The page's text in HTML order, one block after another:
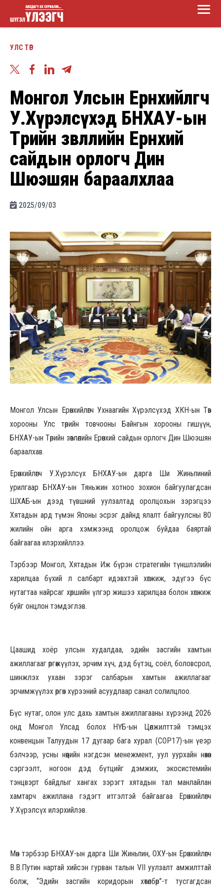
Skip
to
үлээгч
Main
Menu
УЛС ТӨР
Монгол Улсын Ерөнхийлөгч
У.Хүрэлсүхэд БНХАУ-ын
Төрийн зөвлөлийн Ерөнхий
сайдын орлогч Дин
Шюэшян бараалхлаа
2025/09/03
Монгол Улсын Ерөнхийлөгч Ухнаагийн Хүрэлсүхэд ХКН-ын Төв
хорооны Улс төрийн товчооны Байнгын хорооны гишүүн,
БНХАУ-ын Төрийн зөвлөлийн Ерөнхий сайдын орлогч Дин Шюэшян
бараалхав.
Ерөнхийлөгч У.Хүрэлсүх БНХАУ-ын дарга Ши Жиньпиний
урилгаар БНХАУ-ын Тяньжин хотноо зохион байгуулагдсан
ШХАБ-ын дээд түвшний уулзалтад оролцохын зэрэгцээ
Хятадын ард түмэн Японы эсрэг дайнд ялалт байгуулсны 80
жилийн ойн арга хэмжээнд оролцож буйдаа баяртай
байгаагаа илэрхийллээ.
Тэрбээр Монгол, Хятадын Иж бүрэн стратегийн түншлэлийн
харилцаа бүхий л салбарт идэвхтэй хөгжиж, эдүгээ бүс
нутагтаа найрсаг хөршийн үлгэр жишээ харилцаа болон хөгжиж
буйг онцлон тэмдэглэв.
Цаашид хоёр улсын худалдаа, эдийн засгийн хамтын
ажиллагааг өргөжүүлэх, эрчим хүч, дэд бүтэц, соёл, боловсрол,
шинжлэх ухаан зэрэг салбарын хамтын ажиллагааг
эрчимжүүлэх өргөн хүрээний асуудлаар санал солилцлоо.
Бүс нутаг, олон улс дахь хамтын ажиллагааны хүрээнд 2026
онд Монгол Улсад болох НҮБ-ын Цөлжилттэй тэмцэх
конвенцын Талуудын 17 дугаар бага хурал (СОР17)-ын үеэр
бэлчээр, усны нөөцийн нэгдсэн менежмент, уул уурхайн нөхөн
сэргээлт, ногоон дэд бүтцийг дэмжих, экосистемийн
тэнцвэрт байдлыг хангах зэрэгт хятадын тал манлайлан
хамтарч ажиллана гэдэгт итгэлтэй байгаагаа Ерөнхийлөгч
У.Хүрэлсүх илэрхийлэв.
Мөн тэрбээр БНХАУ-ын дарга Ши Жиньпин, ОХУ-ын Ерөнхийлөгч
В.В.Путин нартай хийсэн гурван талын VII уулзалт амжилттай
болж, “Эдийн засгийн коридорын хөтөлбөр”-т тусгагдсан